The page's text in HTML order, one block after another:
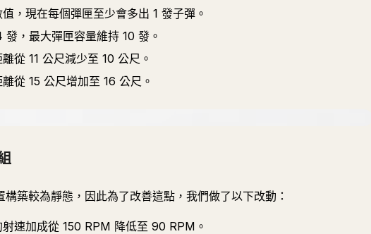
，現在每個彈匣至少會多出 1 發子彈。
，最大彈匣容量維持 10 發。
從 11 公尺減少至 10 公尺。
從 15 公尺增加至 16 公尺。
築較為靜態，因此為了改善這點，我們做了以下改動：
速加成從 150 RPM 降低至 90 RPM。